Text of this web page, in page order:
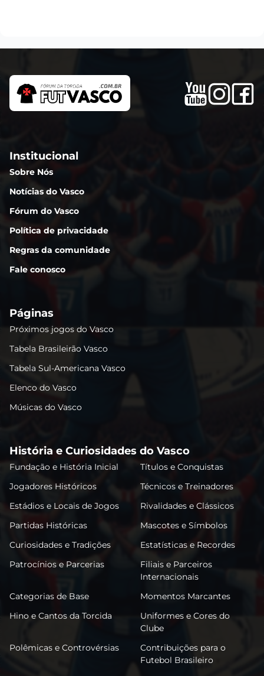
Institucional
Sobre Nós
Notícias do Vasco
Fórum do Vasco
Política de privacidade
Regras da comunidade
Fale conosco
Páginas
Próximos jogos do Vasco
Tabela Brasileirão Vasco
Tabela Sul-Americana Vasco
Elenco do Vasco
Músicas do Vasco
História e Curiosidades do Vasco
Fundação e História Inicial
Títulos e Conquistas
Jogadores Históricos
Técnicos e Treinadores
Estádios e Locais de Jogos
Rivalidades e Clássicos
Partidas Históricas
Mascotes e Símbolos
Curiosidades e Tradições
Estatísticas e Recordes
Patrocínios e Parcerias
Filiais e Parceiros
Internacionais
Categorias de Base
Momentos Marcantes
Hino e Cantos da Torcida
Uniformes e Cores do
Clube
Polêmicas e Controvérsias
Contribuições para o
Futebol Brasileiro